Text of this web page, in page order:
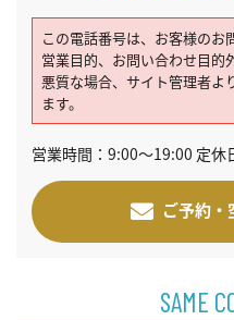
この電話番号は、お客様のお
営業目的、お問い合わせ目的
悪質な場合、サイト管理者よ
ます。
営業時間：9:00～19:00 定休
ご予約・
SAME